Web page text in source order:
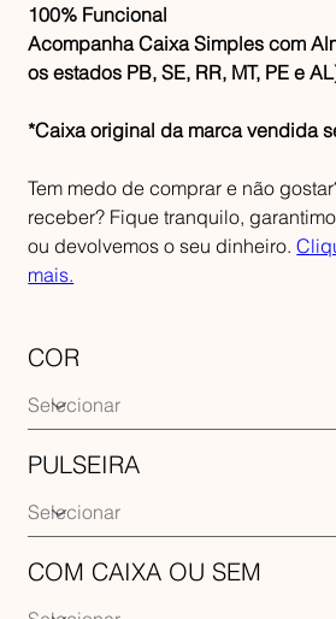
100% Funcional
Acompanha Caixa Simples com
os estados PB, SE, RR, MT, PE e
*Caixa original da marca vendida
Tem medo de comprar e não
receber? Fique tranquilo,
ou devolvemos o seu dinheiro.
mais.
COR
PULSEIRA
COM CAIXA OU SEM